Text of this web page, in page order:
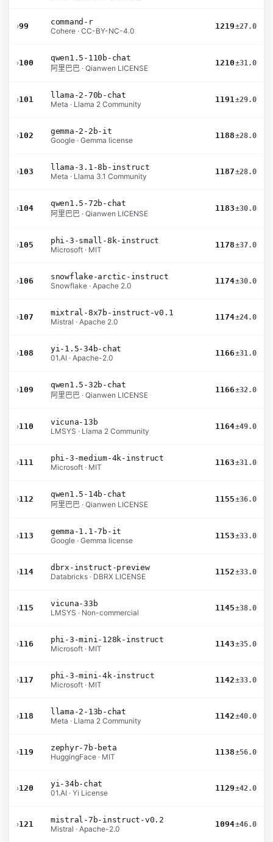
›99
command-r
Cohere · CC-BY-NC-4.0
1219±27.0
›100
qwen1.5-110b-chat
阿里巴巴 · Qianwen LICENSE
1210±31.0
›101
llama-2-70b-chat
Meta · Llama 2 Community
1191±29.0
›102
gemma-2-2b-it
Google · Gemma license
1188±28.0
›103
llama-3.1-8b-instruct
Meta · Llama 3.1 Community
1187±28.0
›104
qwen1.5-72b-chat
阿里巴巴 · Qianwen LICENSE
1183±30.0
›105
phi-3-small-8k-instruct
Microsoft · MIT
1178±37.0
›106
snowflake-arctic-instruct
Snowflake · Apache 2.0
1174±30.0
›107
mixtral-8x7b-instruct-v0.1
Mistral · Apache 2.0
1174±24.0
›108
yi-1.5-34b-chat
01.AI · Apache-2.0
1166±31.0
›109
qwen1.5-32b-chat
阿里巴巴 · Qianwen LICENSE
1166±32.0
›110
vicuna-13b
LMSYS · Llama 2 Community
1164±49.0
›111
phi-3-medium-4k-instruct
Microsoft · MIT
1163±31.0
›112
qwen1.5-14b-chat
阿里巴巴 · Qianwen LICENSE
1155±36.0
›113
gemma-1.1-7b-it
Google · Gemma license
1153±33.0
›114
dbrx-instruct-preview
Databricks · DBRX LICENSE
1152±33.0
›115
vicuna-33b
LMSYS · Non-commercial
1145±38.0
›116
phi-3-mini-128k-instruct
Microsoft · MIT
1143±35.0
›117
phi-3-mini-4k-instruct
Microsoft · MIT
1142±33.0
›118
llama-2-13b-chat
Meta · Llama 2 Community
1142±40.0
›119
zephyr-7b-beta
HuggingFace · MIT
1138±56.0
›120
yi-34b-chat
01.AI · Yi License
1129±42.0
›121
mistral-7b-instruct-v0.2
Mistral · Apache-2.0
1094±46.0